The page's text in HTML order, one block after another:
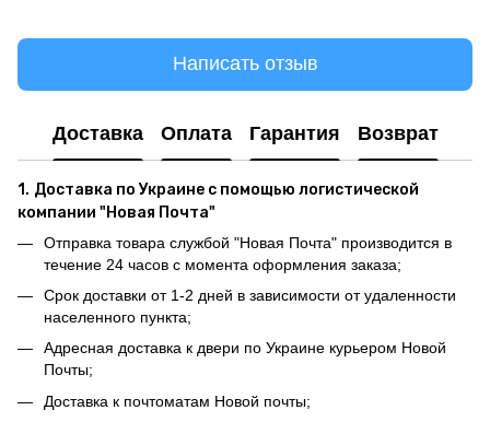
Написать отзыв
Доставка Оплата Гарантия Возврат
1. Доставка по Украине с помощью логистической
компании "Новая Почта"
Отправка товара службой "Новая Почта" производится в
течение 24 часов с момента оформления заказа;
Срок доставки от 1-2 дней в зависимости от удаленности
населенного пункта;
Адресная доставка к двери по Украине курьером Новой
Почты;
Доставка к почтоматам Новой почты;